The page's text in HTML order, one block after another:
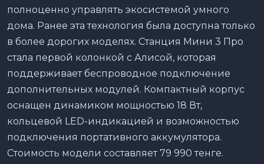
полноценно управлять экосистемой умного
дома. Ранее эта технология была доступна только
в более дорогих моделях. Станция Мини 3 Про
стала первой колонкой с Алисой, которая
поддерживает беспроводное подключение
дополнительных модулей. Компактный корпус
оснащен динамиком мощностью 18 Вт,
кольцевой LED-индикацией и возможностью
подключения портативного аккумулятора.
Стоимость модели составляет 79 990 тенге.